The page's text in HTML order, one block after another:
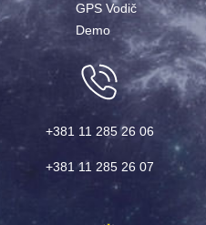
GPS Vodič
Demo
+381 11 285 26 06
+381 11 285 26 07